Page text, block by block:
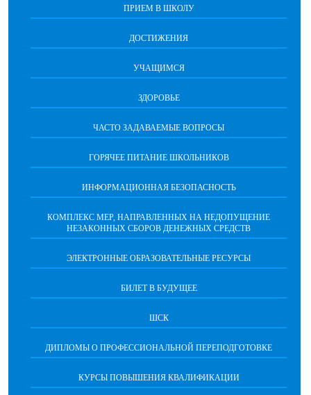
ПРИЕМ В ШКОЛУ
ДОСТИЖЕНИЯ
УЧАЩИМСЯ
ЗДОРОВЬЕ
ЧАСТО ЗАДАВАЕМЫЕ ВОПРОСЫ
ГОРЯЧЕЕ ПИТАНИЕ ШКОЛЬНИКОВ
ИНФОРМАЦИОННАЯ БЕЗОПАСНОCТЬ
КОМПЛЕКС МЕР, НАПРАВЛЕННЫХ НА НЕДОПУЩЕНИЕ
НЕЗАКОННЫХ СБОРОВ ДЕНЕЖНЫХ СРЕДСТВ
ЭЛЕКТРОННЫЕ ОБРАЗОВАТЕЛЬНЫЕ РЕСУРСЫ
БИЛЕТ В БУДУЩЕЕ
ШСК
ДИПЛОМЫ О ПРОФЕССИОНАЛЬНОЙ ПЕРЕПОДГОТОВКЕ
КУРСЫ ПОВЫШЕНИЯ КВАЛИФИКАЦИИ